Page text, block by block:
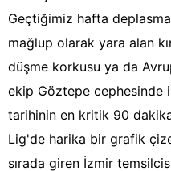
Geçtiğimiz hafta
mağlup olarak yara alan
düşme korkusu ya da
ekip Göztepe cephesinde
tarihinin en kritik 90
Lig'de harika bir grafik
sırada giren İzmir